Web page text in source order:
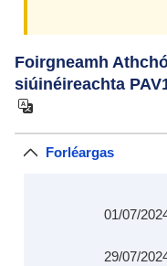
Foirgneamh
siúinéireachta
Forléargas
01/07/
29/07/